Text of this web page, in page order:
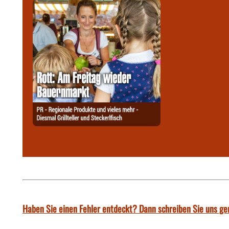
Haben Sie einen Fehler entdeckt? Dann schreiben Sie uns